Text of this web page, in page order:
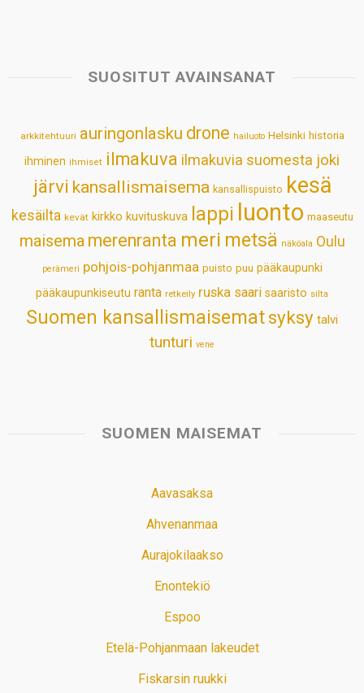
s
p
b
k
e
n
e
s
t
l
SUOSITUT AVAINSANAT
arkkitehtuuri auringonlasku drone hailuoto Helsinki historia
ihminen ihmiset ilmakuva ilmakuvia suomesta joki
järvi kansallismaisema kansallispuisto kesä
kesäilta kevät kirkko kuvituskuva lappi luonto maaseutu
maisema merenranta meri metsä näköala Oulu
perämeri pohjois-pohjanmaa puisto puu pääkaupunki
pääkaupunkiseutu ranta retkeily ruska saari saaristo silta
Suomen kansallismaisematsyksy talvi
tunturi vene
SUOMEN MAISEMAT
Aavasaksa
Ahvenanmaa
Aurajokilaakso
Enontekiö
Espoo
Etelä-Pohjanmaan lakeudet
Fiskarsin ruukki